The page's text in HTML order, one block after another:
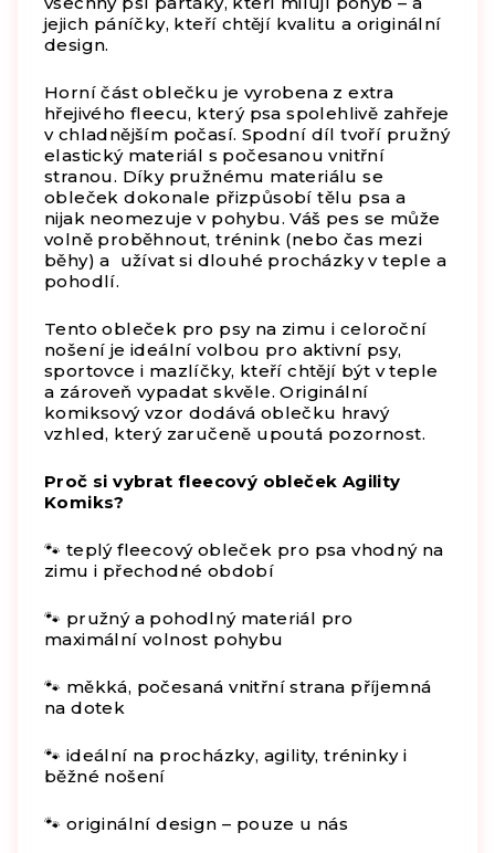
jejich páníčky, kteří chtějí kvalitu a originální
design.
Horní část oblečku je vyrobena z extra
hřejivého fleecu, který psa spolehlivě zahřeje
v chladnějším počasí. Spodní díl tvoří pružný
elastický materiál s počesanou vnitřní
stranou. Díky pružnému materiálu se
obleček dokonale přizpůsobí tělu psa a
nijak neomezuje v pohybu. Váš pes se může
volně proběhnout, trénink (nebo čas mezi
běhy) a užívat si dlouhé procházky v teple a
pohodlí.
Tento obleček pro psy na zimu i celoroční
nošení je ideální volbou pro aktivní psy,
sportovce i mazlíčky, kteří chtějí být v teple
a zároveň vypadat skvěle. Originální
komiksový vzor dodává oblečku hravý
vzhled, který zaručeně upoutá pozornost.
Proč si vybrat fleecový obleček Agility
Komiks?
🐾 teplý fleecový obleček pro psa vhodný na
zimu i přechodné období
🐾 pružný a pohodlný materiál pro
maximální volnost pohybu
🐾 měkká, počesaná vnitřní strana příjemná
na dotek
🐾 ideální na procházky, agility, tréninky i
běžné nošení
🐾 originální design – pouze u nás